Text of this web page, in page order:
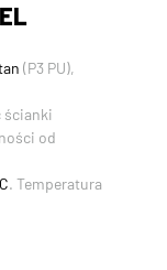
(P3 PU),
ścianki
od
. Temperatura